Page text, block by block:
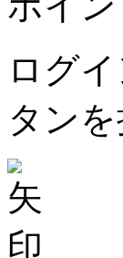
ログ
タン